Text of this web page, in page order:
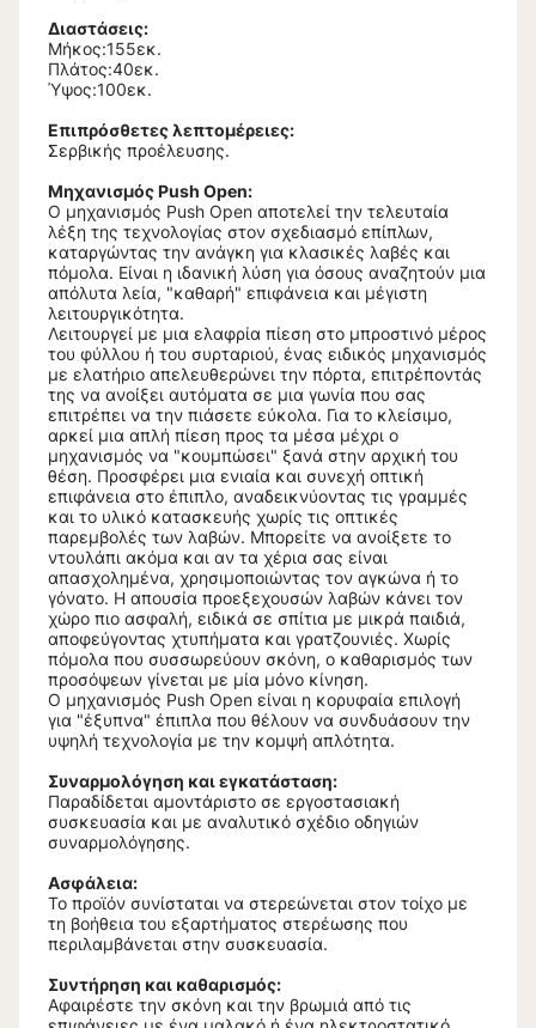
Διαστάσεις:
Μήκος:155εκ.
Πλάτος:40εκ.
Ύψος:100εκ.
Επιπρόσθετες λεπτομέρειες:
Σερβικής προέλευσης.
Μηχανισμός Push Open:
Ο μηχανισμός Push Open αποτελεί την τελευταία
λέξη της τεχνολογίας στον σχεδιασμό επίπλων,
καταργώντας την ανάγκη για κλασικές λαβές και
πόμολα. Είναι η ιδανική λύση για όσους αναζητούν μια
απόλυτα λεία, "καθαρή" επιφάνεια και μέγιστη
λειτουργικότητα.
Λειτουργεί με μια ελαφρία πίεση στο μπροστινό μέρος
του φύλλου ή του συρταριού, ένας ειδικός μηχανισμός
με ελατήριο απελευθερώνει την πόρτα, επιτρέποντάς
της να ανοίξει αυτόματα σε μια γωνία που σας
επιτρέπει να την πιάσετε εύκολα. Για το κλείσιμο,
αρκεί μια απλή πίεση προς τα μέσα μέχρι ο
μηχανισμός να "κουμπώσει" ξανά στην αρχική του
θέση. Προσφέρει μια ενιαία και συνεχή οπτική
επιφάνεια στο έπιπλο, αναδεικνύοντας τις γραμμές
και το υλικό κατασκευής χωρίς τις οπτικές
παρεμβολές των λαβών. Μπορείτε να ανοίξετε το
ντουλάπι ακόμα και αν τα χέρια σας είναι
απασχολημένα, χρησιμοποιώντας τον αγκώνα ή το
γόνατο. Η απουσία προεξεχουσών λαβών κάνει τον
χώρο πιο ασφαλή, ειδικά σε σπίτια με μικρά παιδιά,
αποφεύγοντας χτυπήματα και γρατζουνιές. Χωρίς
πόμολα που συσσωρεύουν σκόνη, ο καθαρισμός των
προσόψεων γίνεται με μία μόνο κίνηση.
Ο μηχανισμός Push Open είναι η κορυφαία επιλογή
για "έξυπνα" έπιπλα που θέλουν να συνδυάσουν την
υψηλή τεχνολογία με την κομψή απλότητα.
Συναρμολόγηση και εγκατάσταση:
Παραδίδεται αμοντάριστο σε εργοστασιακή
συσκευασία και με αναλυτικό σχέδιο οδηγιών
συναρμολόγησης.
Ασφάλεια:
Το προϊόν συνίσταται να στερεώνεται στον τοίχο με
τη βοήθεια του εξαρτήματος στερέωσης που
περιλαμβάνεται στην συσκευασία.
Συντήρηση και καθαρισμός:
Αφαιρέστε την σκόνη και την βρωμιά από τις